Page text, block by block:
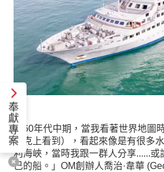
「60年代中期，當我看著世界地圖
夾克上看到），看起來像是有很多
利海峽，當時我跟一群人分享......或
己的船。」OM創辦人喬治·韋華
奉
獻
專
案